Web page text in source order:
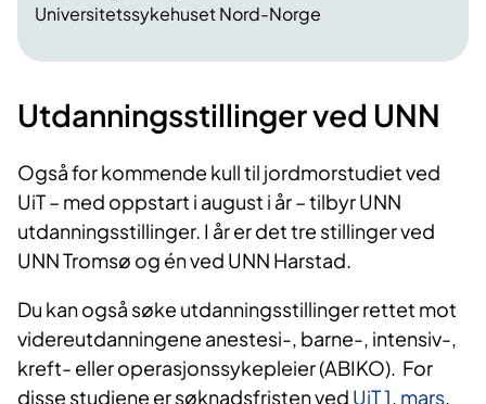
Universitetssykehuset Nord-Norge
Utdanningsstillinger ved UNN
Også for kommende kull til jordmorstudiet ved
UiT – med oppstart i august i år – tilbyr UNN
utdanningsstillinger. I år er det tre stillinger ved
UNN Tromsø og én ved UNN Harstad.
Du kan også søke utdanningsstillinger rettet mot
videreutdanningene anestesi-, barne-, intensiv-,
kreft- eller operasjonssykepleier (ABIKO). For
disse studiene er søknadsfristen ved UiT 1. mars,